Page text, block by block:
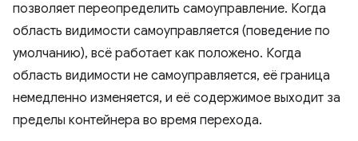
позволяет переопределить самоуправление. Когда
область видимости самоуправляется (поведение по
умолчанию), всё работает как положено. Когда
область видимости не самоуправляется, её граница
немедленно изменяется, и её содержимое выходит за
пределы контейнера во время перехода.